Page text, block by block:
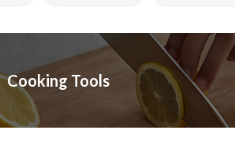
Cooking Tools